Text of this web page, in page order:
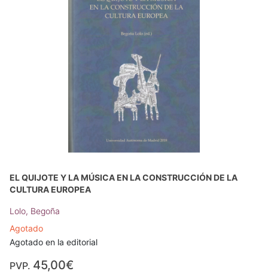
EL QUIJOTE Y LA MÚSICA EN LA CONSTRUCCIÓN DE LA
CULTURA EUROPEA
Lolo, Begoña
Agotado
Agotado en la editorial
PVP. 45,00€